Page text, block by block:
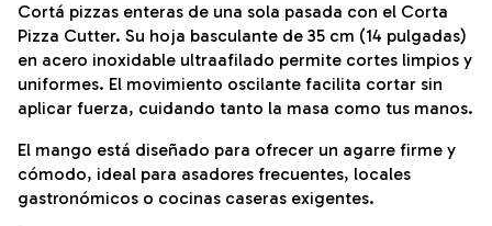
Cortá pizzas enteras de una sola pasada con el Corta
Pizza Cutter. Su hoja basculante de 35 cm (14 pulgadas)
en acero inoxidable ultraafilado permite cortes limpios y
uniformes. El movimiento oscilante facilita cortar sin
aplicar fuerza, cuidando tanto la masa como tus manos.
El mango está diseñado para ofrecer un agarre firme y
cómodo, ideal para asadores frecuentes, locales
gastronómicos o cocinas caseras exigentes.